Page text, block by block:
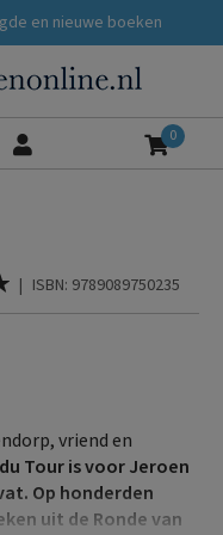
en nieuwe boeken
0
| ISBN: 9789089750235
vriend en
Tour is voor Jeroen
Op honderden
uit de Ronde van